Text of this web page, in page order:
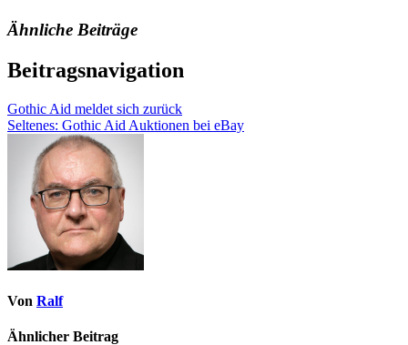
Ähnliche Beiträge
Beitragsnavigation
Gothic Aid meldet sich zurück
Seltenes: Gothic Aid Auktionen bei eBay
Von Ralf
Ähnlicher Beitrag